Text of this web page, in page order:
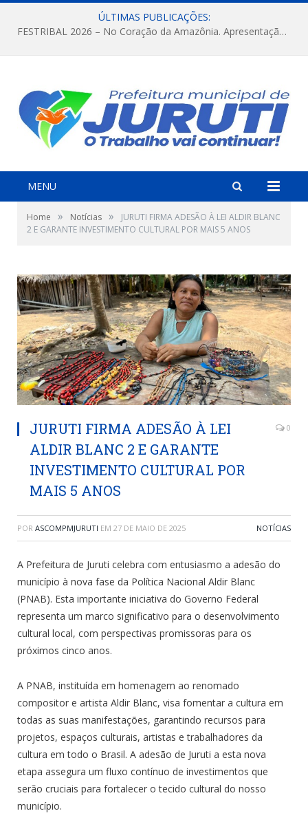
ÚLTIMAS PUBLICAÇÕES:
FESTRIBAL 2026 – No Coração da Amazônia. Apresentação da Munduruku.
MENU
Home » Notícias »
JURUTI FIRMA ADESÃO À LEI ALDIR BLANC
2 E GARANTE INVESTIMENTO CULTURAL POR MAIS 5 ANOS
JURUTI FIRMA ADESÃO À LEI
ALDIR BLANC 2 E GARANTE
INVESTIMENTO CULTURAL POR
MAIS 5 ANOS
0
POR ASCOMPMJURUTI EM 27 DE MAIO DE 2025 NOTÍCIAS
A Prefeitura de Juruti celebra com entusiasmo a adesão do
município à nova fase da Política Nacional Aldir Blanc
(PNAB). Esta importante iniciativa do Governo Federal
representa um marco significativo para o desenvolvimento
cultural local, com perspectivas promissoras para os
próximos cinco anos.
A PNAB, instituída em homenagem ao renomado
compositor e artista Aldir Blanc, visa fomentar a cultura em
todas as suas manifestações, garantindo recursos para
projetos, espaços culturais, artistas e trabalhadores da
cultura em todo o Brasil. A adesão de Juruti a esta nova
etapa assegura um fluxo contínuo de investimentos que
serão cruciais para fortalecer o tecido cultural do nosso
município.